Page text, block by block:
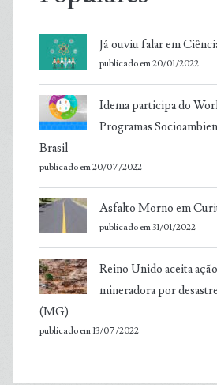
Já ouviu falar em
publicado em 20/01/2022
Idema participa do
Programas
Brasil
publicado em 20/07/2022
Asfalto Morno em
publicado em 31/01/2022
Reino Unido aceita
mineradora por
(MG)
publicado em 13/07/2022